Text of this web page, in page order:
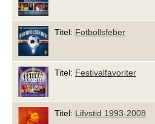
Titel: Fotbollsfeber
Titel: Festivalfavoriter
Titel: Lifvstid 1993-2008